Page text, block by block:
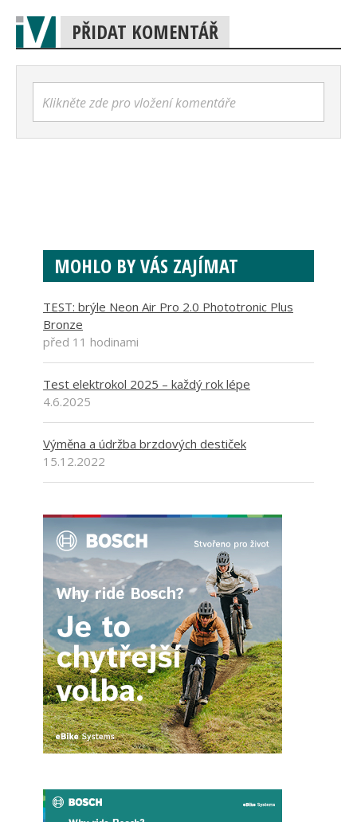
PŘIDAT KOMENTÁŘ
Klikněte zde pro vložení komentáře
MOHLO BY VÁS ZAJÍMAT
TEST: brýle Neon Air Pro 2.0 Phototronic Plus
Bronze
před 11 hodinami
Test elektrokol 2025 – každý rok lépe
4.6.2025
Výměna a údržba brzdových destiček
15.12.2022